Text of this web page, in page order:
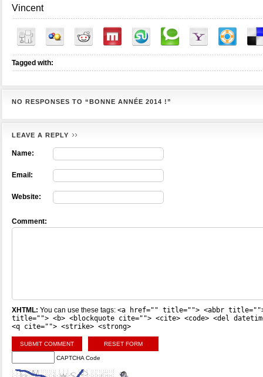
Vincent
Tagged with:
NO RESPONSES TO “BONNE ANNÉE 2014 !”
LEAVE A REPLY
Name:
Email:
Website:
Comment:
XHTML: You can use these tags: <a href="" title=""> <abbr title="">
title=""> <b> <blockquote cite=""> <cite> <code> <del
<q cite=""> <strike> <strong>
CAPTCHA Code